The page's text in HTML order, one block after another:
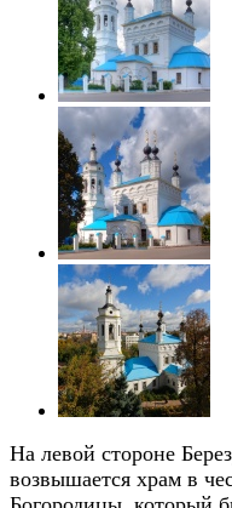
На левой стороне
возвышается храм в